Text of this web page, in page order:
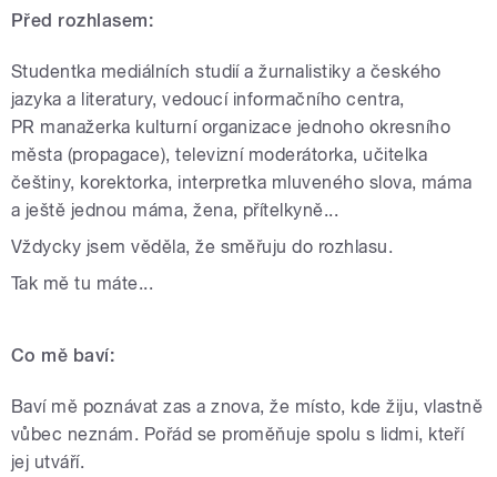
Před rozhlasem:
Studentka mediálních studií a žurnalistiky a českého
jazyka a literatury, vedoucí informačního centra,
PR manažerka kulturní organizace jednoho okresního
města (propagace), televizní moderátorka, učitelka
češtiny, korektorka, interpretka mluveného slova, máma
a ještě jednou máma, žena, přítelkyně...
Vždycky jsem věděla, že směřuju do rozhlasu.
Tak mě tu máte...
Co mě baví:
Baví mě poznávat zas a znova, že místo, kde žiju, vlastně
vůbec neznám. Pořád se proměňuje spolu s lidmi, kteří
jej utváří.